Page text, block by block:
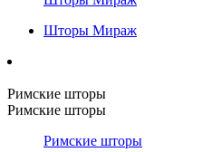
Шторы Мираж
Римские шторы
Римские шторы
Римские шторы